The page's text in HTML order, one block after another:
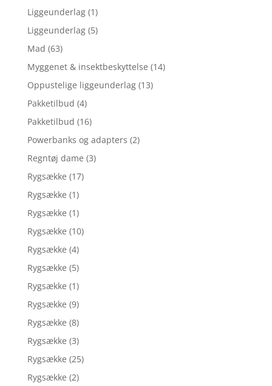
Liggeunderlag (1)
Liggeunderlag (5)
Mad (63)
Myggenet & insektbeskyttelse (14)
Oppustelige liggeunderlag (13)
Pakketilbud (4)
Pakketilbud (16)
Powerbanks og adapters (2)
Regntøj dame (3)
Rygsække (17)
Rygsække (1)
Rygsække (1)
Rygsække (10)
Rygsække (4)
Rygsække (5)
Rygsække (1)
Rygsække (9)
Rygsække (8)
Rygsække (3)
Rygsække (25)
Rygsække (2)